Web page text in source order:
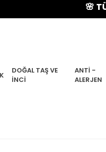
🌸 TÜM
DOĞAL TAŞ VE
İNCI
ANTI -
ALERJEN